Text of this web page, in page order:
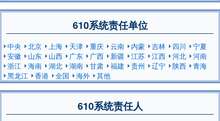
610系统责任单位
中央 北京 上海 天津 重庆 云南 内蒙 吉林 四川
宁夏
安徽
山东 山西 广东 广西 新疆 江苏 江西 河北
河南
浙江
海南 湖北 湖南 甘肃 福建 贵州 辽宁 陕西
青海
黑龙江
香港 全国 海外 其他
610系统责任人